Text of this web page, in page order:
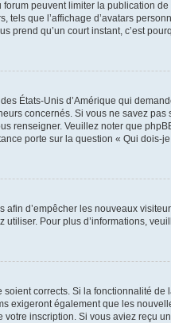
peuvent limiter la publication
que l’affichage d’avatars
prend qu’un court instant, c’est
États-Unis d’Amérique qui
concernés. Si vous ne savez
renseigner. Veuillez noter que
porte sur la question « Qui
afin d’empêcher les nouveaux
Pour plus d’informations,
corrects. Si la fonctionnalité
exigeront également que les
inscription. Si vous aviez reçu